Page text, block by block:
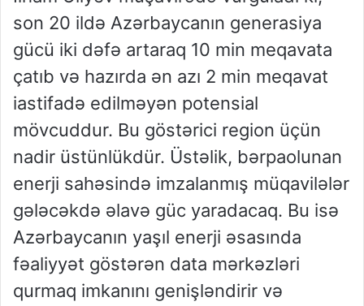
son 20 ildə Azərbaycanın generasiya
gücü iki dəfə artaraq 10 min meqavata
çatıb və hazırda ən azı 2 min meqavat
iastifadə edilməyən potensial
mövcuddur. Bu göstərici region üçün
nadir üstünlükdür. Üstəlik, bərpaolunan
enerji sahəsində imzalanmış müqavilələr
gələcəkdə əlavə güc yaradacaq. Bu isə
Azərbaycanın yaşıl enerji əsasında
fəaliyyət göstərən data mərkəzləri
qurmaq imkanını genişləndirir və